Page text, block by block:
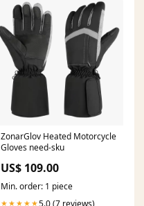
ZonarGlov Heated Motorcycle
Gloves need-sku
US$ 109.00
Min. order: 1 piece
★★★★★5.0 (7 reviews)